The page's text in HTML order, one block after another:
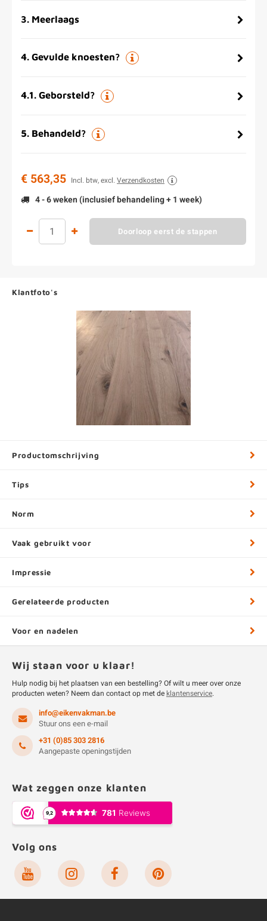
3. Meerlaags
4. Gevulde knoesten?
4.1. Geborsteld?
5. Behandeld?
€ 563,35 Incl. btw, excl. Verzendkosten
4 - 6 weken (inclusief behandeling + 1 week)
Doorloop eerst de stappen
Klantfoto's
Productomschrijving
Tips
Norm
Vaak gebruikt voor
Impressie
Gerelateerde producten
Voor en nadelen
Wij staan voor u klaar!
Hulp nodig bij het plaatsen van een bestelling? Of wilt u meer over onze
producten weten? Neem dan contact op met deklantenservice.
info@eikenvakman.be
Stuur ons een e-mail
+31 (0)85 303 2816
Aangepaste openingstijden
Wat zeggen onze klanten
Volg ons